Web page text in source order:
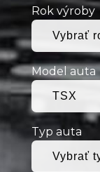
Rok výroby
Model auta
Typ auta